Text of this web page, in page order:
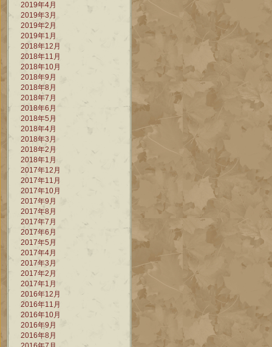
2019年4月
2019年3月
2019年2月
2019年1月
2018年12月
2018年11月
2018年10月
2018年9月
2018年8月
2018年7月
2018年6月
2018年5月
2018年4月
2018年3月
2018年2月
2018年1月
2017年12月
2017年11月
2017年10月
2017年9月
2017年8月
2017年7月
2017年6月
2017年5月
2017年4月
2017年3月
2017年2月
2017年1月
2016年12月
2016年11月
2016年10月
2016年9月
2016年8月